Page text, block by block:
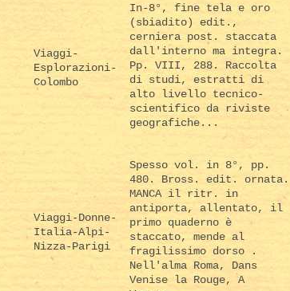
Viaggi-
Esplorazioni-
Colombo
In-8°, fine tela e oro
(sbiadito) edit.,
cerniera post. staccata
dall'interno ma integra.
Pp. VIII, 288. Raccolta
di studi, estratti di
alto livello tecnico-
scientifico da riviste
geografiche...
Viaggi-Donne-
Italia-Alpi-
Nizza-Parigi
Spesso vol. in 8°, pp.
480. Bross. edit. ornata.
MANCA il ritr. in
antiporta, allentato, il
primo quaderno è
staccato, mende al
fragilissimo dorso .
Nell'alma Roma, Dans
Venise la Rouge, A